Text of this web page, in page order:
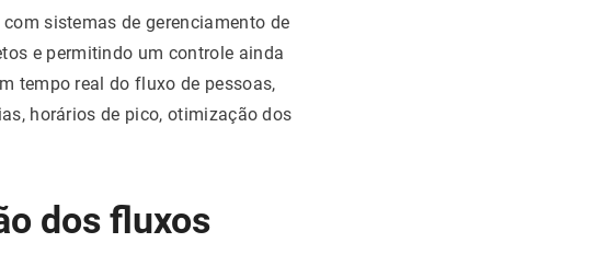
sistemas de gerenciamento de
e permitindo um controle ainda
tempo real do fluxo de pessoas,
horários de pico, otimização dos
dos fluxos